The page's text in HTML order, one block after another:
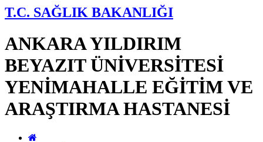
T.C. SAĞLIK BAKANLIĞI
ANKARA YILDIRIM
BEYAZIT ÜNİVERSİTESİ
YENİMAHALLE EĞİTİM VE
ARAŞTIRMA HASTANESİ